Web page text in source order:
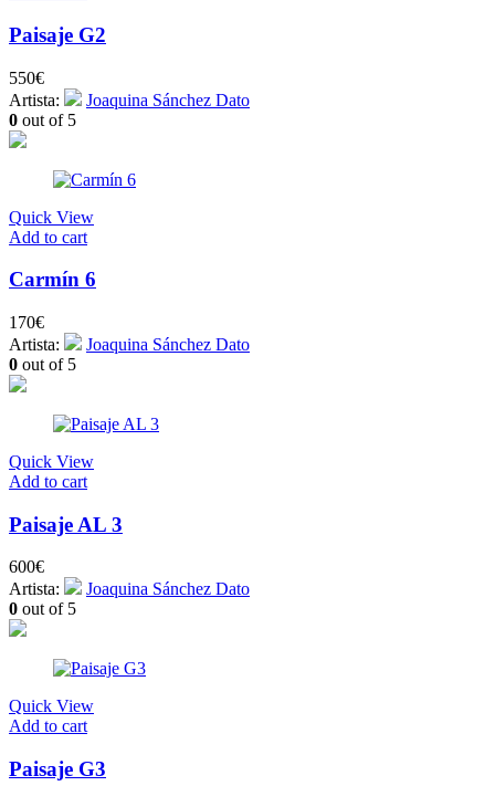
Paisaje G2
550€
Artista:
Joaquina Sánchez Dato
0 out of 5
Quick View
Add to cart
Carmín 6
170€
Artista:
Joaquina Sánchez Dato
0 out of 5
Quick View
Add to cart
Paisaje AL 3
600€
Artista:
Joaquina Sánchez Dato
0 out of 5
Quick View
Add to cart
Paisaje G3